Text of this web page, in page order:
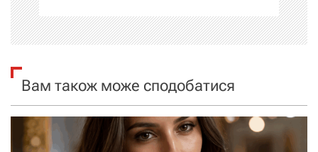
ц
і
я
з
Вам також може сподобатися